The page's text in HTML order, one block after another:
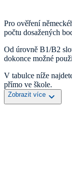
Pro ověření
počtu dosažených
Od úrovně B1/B2
dokonce možné
V tabulce níže
přímo ve škole.
Zobrazit více